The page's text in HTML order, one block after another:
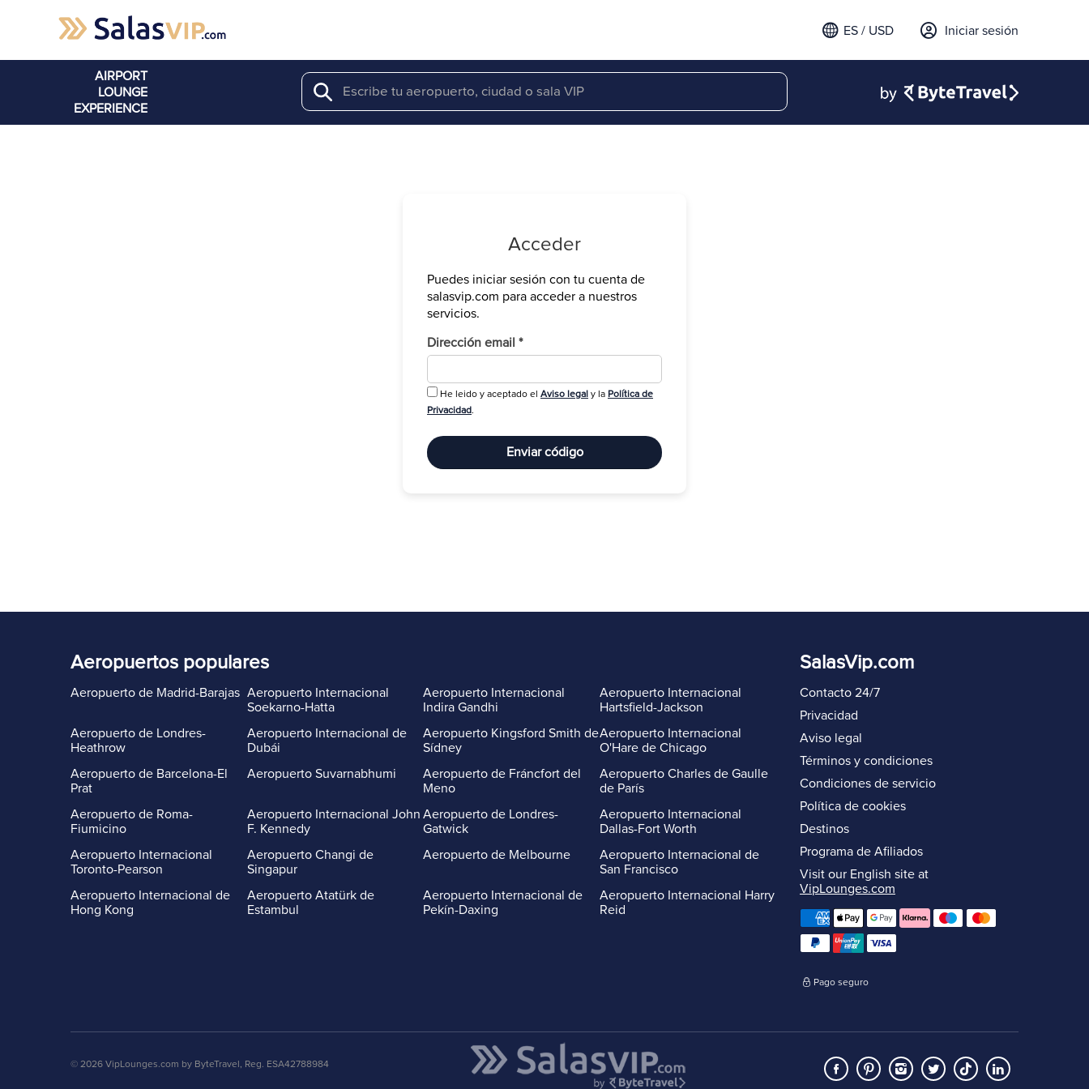
Iniciar sesión
ES / USD
AIRPORT
LOUNGE
EXPERIENCE
Search
Acceder
Puedes iniciar sesión con tu cuenta de
salasvip.com para acceder a nuestros
servicios.
Dirección email *Obligatorio
He leido y aceptado el Aviso legal y la Política de
Privacidad.
Enviar código
Aeropuertos populares
Aeropuerto de Madrid-Barajas
Aeropuerto de Londres-
Heathrow
Aeropuerto de Barcelona-El
Prat
Aeropuerto de Roma-
Fiumicino
Aeropuerto Internacional
Toronto-Pearson
Aeropuerto Internacional de
Hong Kong
Aeropuerto Internacional
Soekarno-Hatta
Aeropuerto Internacional de
Dubái
Aeropuerto Suvarnabhumi
Aeropuerto Internacional John
F. Kennedy
Aeropuerto Changi de
Singapur
Aeropuerto Atatürk de
Estambul
Aeropuerto Internacional
Indira Gandhi
Aeropuerto Kingsford Smith de
Sídney
Aeropuerto de Fráncfort del
Meno
Aeropuerto de Londres-
Gatwick
Aeropuerto de Melbourne
Aeropuerto Internacional de
Pekín-Daxing
Aeropuerto Internacional
Hartsfield-Jackson
Aeropuerto Internacional
O'Hare de Chicago
Aeropuerto Charles de Gaulle
de París
Aeropuerto Internacional
Dallas-Fort Worth
Aeropuerto Internacional de
San Francisco
Aeropuerto Internacional Harry
Reid
SalasVip.com
Contacto 24/7
Privacidad
Aviso legal
Términos y condiciones
Condiciones de servicio
Política de cookies
Destinos
Programa de Afiliados
Visit our English site at
VipLounges.com
Pago seguro
© 2026 VipLounges.com by ByteTravel, Reg. ESA42788984